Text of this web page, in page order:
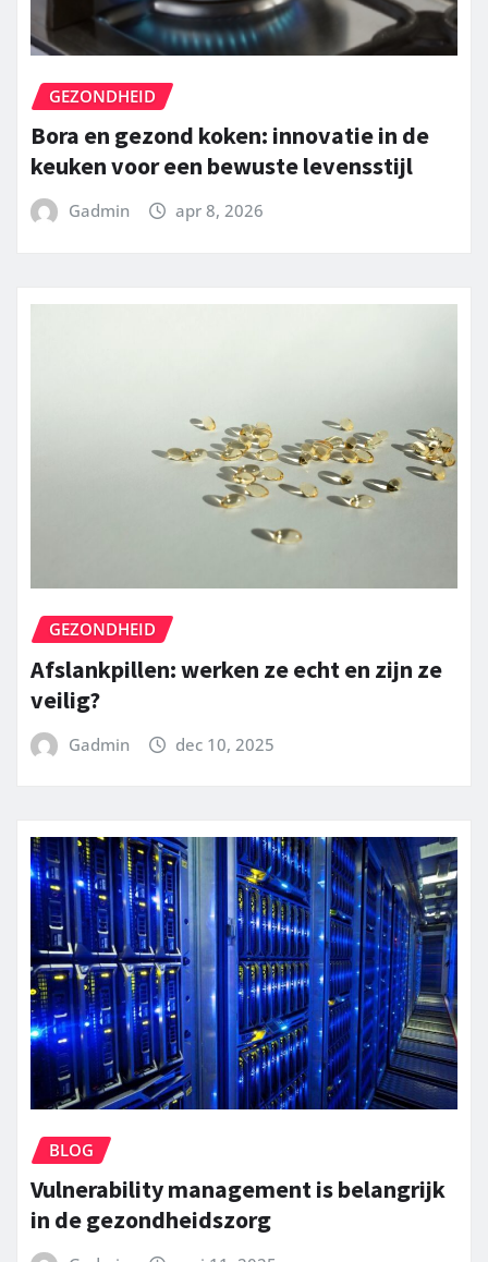
GEZONDHEID
Bora en gezond koken: innovatie in de
keuken voor een bewuste levensstijl
Gadmin apr 8, 2026
GEZONDHEID
Afslankpillen: werken ze echt en zijn ze
veilig?
Gadmin dec 10, 2025
BLOG
Vulnerability management is belangrijk
in de gezondheidszorg